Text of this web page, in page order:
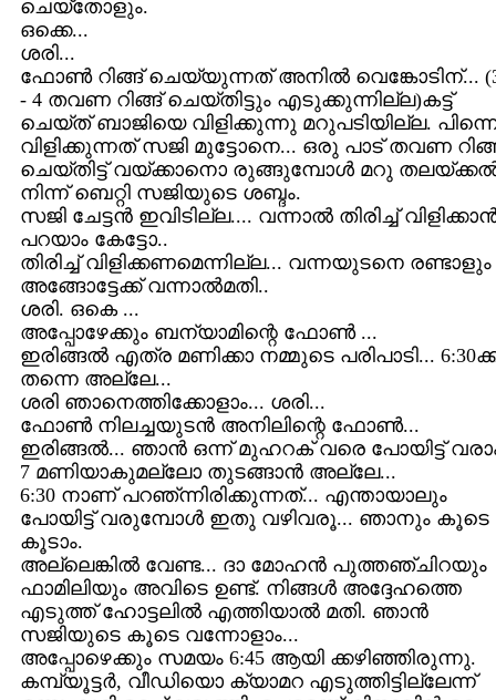
ചെയ്തോളും.
ഒക്കെ...
ശരി...
ഫോണ്‍ റിങ്ങ് ചെയ്യുന്നത് അനില്‍ വെങ്കോടിന്...
- 4 തവണ റിങ്ങ് ചെയ്തിട്ടും എടുക്കുന്നില്ല)കട്ട്
ചെയ്ത് ബാജിയെ വിളിക്കുന്നു മറുപടിയില്ല.
വിളിക്കുന്നത് സജി മുട്ടോനെ... ഒരു പാട് തവണ
ചെയ്തിട്ട് വയ്ക്കാനൊ രുങ്ങുമ്പോള്‍ മറു
നിന്ന് ബെറ്റി സജിയുടെ ശബ്ദം.
സജി ചേട്ടന്‍ ഇവിടില്ല.... വന്നാല്‍ തിരിച്ച്
പറയാം കേട്ടോ..
തിരിച്ച് വിളിക്കണമെന്നില്ല... വന്നയുടനെ രണ്ടാളും
അങ്ങോട്ടേക്ക് വന്നാല്‍മതി..
ശരി. ഒകെ ...
അപ്പോഴേക്കും ബന്യാമിന്റെ ഫോണ്‍ ...
ഇരിങ്ങല്‍ എത്ര മണിക്കാ നമ്മുടെ പരിപാടി...
തന്നെ അല്ലേ...
ശരി ഞാനെത്തിക്കോളാം... ശരി...
ഫോണ്‍ നിലച്ചയുടന്‍ അനിലിന്റെ ഫോണ്‍...
ഇരിങ്ങല്‍... ഞാന്‍ ഒന്ന് മുഹറക് വരെ പോയിട്ട്
7 മണിയാകുമല്ലോ തുടങ്ങാന്‍ അല്ലേ...
6:30 നാണ് പറഞ്ന്നിരിക്കുന്നത്... എന്തായാലും
പോയിട്ട് വരുമ്പോള്‍ ഇതു വഴിവരൂ... ഞാനും കൂടെ
കൂടാം.
അല്ലെങ്കില്‍ വേണ്ട... ദാ മോഹന്‍ പുത്തഞ്ചിറയും
ഫാമിലിയും അവിടെ ഉണ്ട്. നിങ്ങള്‍ അദ്ദേഹത്തെ
എടുത്ത് ഹോട്ടലില്‍ എത്തിയാല്‍ മതി. ഞാന്‍
സജിയുടെ കൂടെ വന്നോളാം...
അപ്പോഴെക്കും സമയം 6:45 ആയി ക്കഴിഞ്ഞിരുന്നു.
കമ്പ്യൂട്ടര്‍, വീഡിയൊ ക്യാമറ എടുത്തിട്ടില്ലേന്ന്